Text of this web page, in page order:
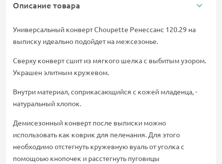
Описание товара
Универсальный конверт Choupette Ренессанс 120.29 на
выписку идеально подойдет на межсезонье.
Сверху конверт сшит из мягкого шелка с выбитым узором.
Украшен элитным кружевом.
Внутри материал, соприкасающийся с кожей младенца, -
натуральный хлопок.
Демисезонный конверт после выписки можно
использовать как коврик для пеленания. Для этого
необходимо отстегнуть кружевную вуаль от уголка с
помощоью кнопочек и расстегнуть пуговицы